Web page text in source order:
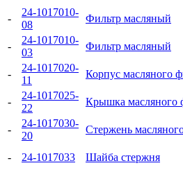
-
24-1017010-
08
Фильтр масляный
-
24-1017010-
03
Фильтр масляный
-
24-1017020-
11
Корпус масляного
-
24-1017025-
22
Крышка масляного
-
24-1017030-
20
Стержень
- 24-1017033 Шайба стержня